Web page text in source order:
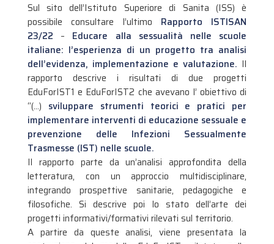
Sul sito dell’Istituto Superiore di Sanita (ISS) è
possibile consultare l’ultimo Rapporto ISTISAN
23/22 – Educare alla sessualità nelle scuole
italiane: l’esperienza di un progetto tra analisi
dell’evidenza, implementazione e valutazione. Il
rapporto descrive i risultati di due progetti
EduForIST1 e EduForIST2 che avevano l’ obiettivo di
“(…) sviluppare strumenti teorici e pratici per
implementare interventi di educazione sessuale e
prevenzione delle Infezioni Sessualmente
Trasmesse (IST) nelle scuole.
Il rapporto parte da un’analisi approfondita della
letteratura, con un approccio multidisciplinare,
integrando prospettive sanitarie, pedagogiche e
filosofiche. Si descrive poi lo stato dell’arte dei
progetti informativi/formativi rilevati sul territorio.
A partire da queste analisi, viene presentata la